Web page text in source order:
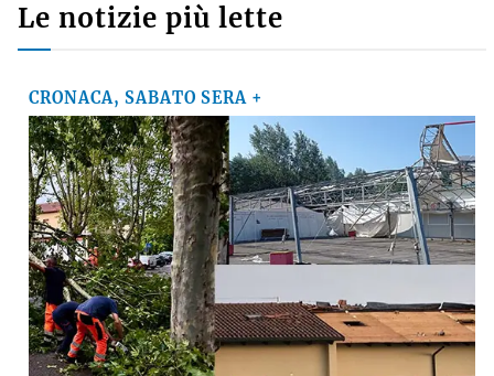
Le notizie più lette
CRONACA, SABATO SERA +